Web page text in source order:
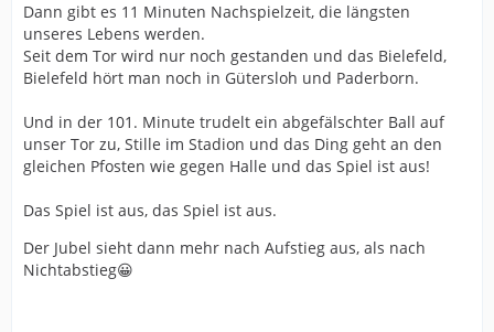
Dann gibt es 11 Minuten Nachspielzeit, die längsten
unseres Lebens werden.
Seit dem Tor wird nur noch gestanden und das Bielefeld,
Bielefeld hört man noch in Gütersloh und Paderborn.
Und in der 101. Minute trudelt ein abgefälschter Ball auf
unser Tor zu, Stille im Stadion und das Ding geht an den
gleichen Pfosten wie gegen Halle und das Spiel ist aus!
Das Spiel ist aus, das Spiel ist aus.
Der Jubel sieht dann mehr nach Aufstieg aus, als nach
Nichtabstieg😀